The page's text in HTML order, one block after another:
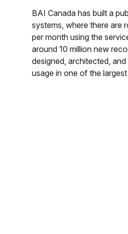
BAI Canada has built a
systems, where there are
per month using the
around 10 million new
designed, architected,
usage in one of the